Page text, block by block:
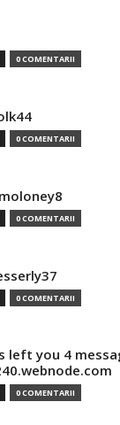
0 COMENTARII
0 COMENTARII
0 COMENTARII
0 COMENTARII
left you 4
0 COMENTARII